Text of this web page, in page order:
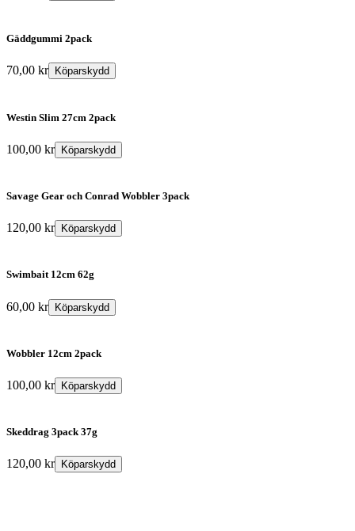
Gäddgummi 2pack
70,00 kr Köparskydd
Westin Slim 27cm 2pack
100,00 kr Köparskydd
Savage Gear och Conrad Wobbler 3pack
120,00 kr Köparskydd
Swimbait 12cm 62g
60,00 kr Köparskydd
Wobbler 12cm 2pack
100,00 kr Köparskydd
Skeddrag 3pack 37g
120,00 kr Köparskydd